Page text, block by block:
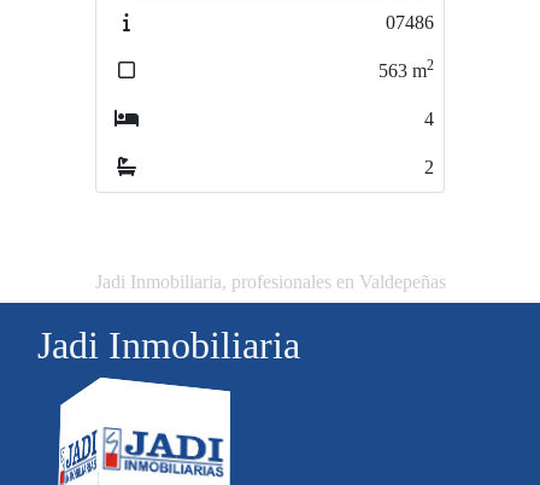
05588
1118m
Jadi Inmobiliaria, profesionales en Valdepeñas
Jadi Inmobiliaria